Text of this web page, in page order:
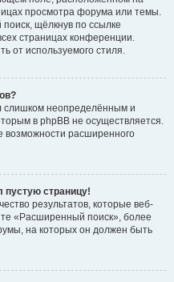
просмотра форума или темы.
щёлкнув по ссылке
страницах конференции.
от используемого стиля.
слишком неопределённым и
в phpBB не осуществляется.
возможности расширенного
пустую страницу!
результатов, которые веб-
«Расширенный поиск», более
на которых он должен быть